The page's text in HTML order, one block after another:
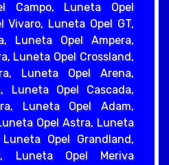
Campo, Luneta Opel
Vivaro, Luneta Opel GT,
Luneta Opel Ampera,
Luneta Opel Crossland,
Luneta Opel Arena,
Luneta Opel Cascada,
Luneta Opel Adam,
Opel Astra, Luneta
Opel Grandland,
Luneta Opel Meriva